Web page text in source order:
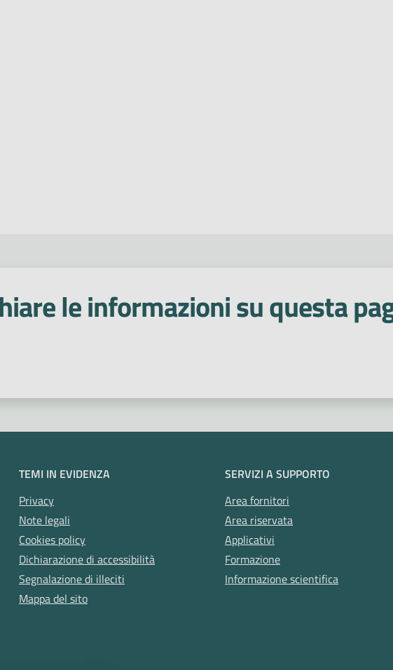
le informazioni su questa
da 1 a 5 stelle
TEMI IN EVIDENZA
Privacy
Note legali
Cookies policy
Dichiarazione di accessibilità
Segnalazione di illeciti
Mappa del sito
SERVIZI A SUPPORTO
Area fornitori
Area riservata
Applicativi
Formazione
Informazione scientifica